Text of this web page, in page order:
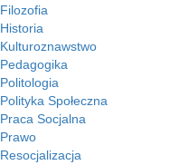
Filozofia
Historia
Kulturoznawstwo
Pedagogika
Politologia
Polityka Społeczna
Praca Socjalna
Prawo
Resocjalizacja